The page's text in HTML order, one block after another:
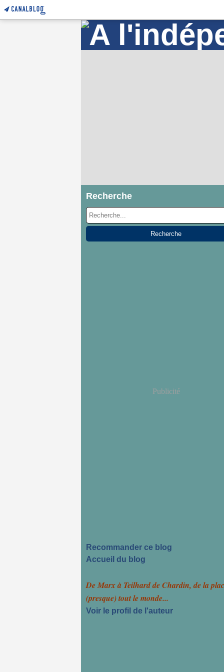
Recherche
Publicité
Recommander ce blog
Accueil du blog
De Marx à Teilhard de Chardin, de la
(presque) tout le monde...
Voir le profil de l'auteur